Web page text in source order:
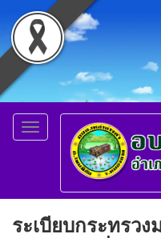
Toggle
navigation
ระเบียบกระทรวง